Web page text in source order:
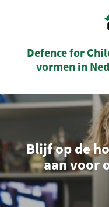
Defence for
vormen in
Blijf op de
aan voor